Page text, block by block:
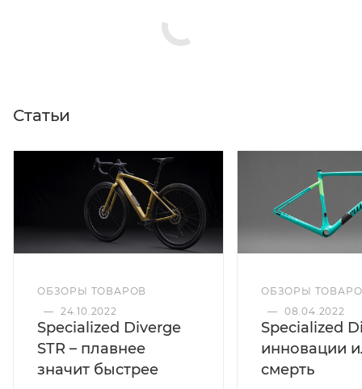
Статьи
ОБЗОРЫ ТОВАРОВ
— 24.10.2022
Specialized Diverge
STR – плавнее
значит быстрее
ОБЗОРЫ
— 08.04.2022
Specialized
инновации
смерть